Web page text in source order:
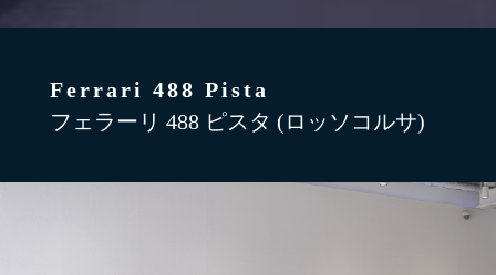
Ferrari 488 Pista
フェラーリ 488 ピスタ (ロッソコルサ)